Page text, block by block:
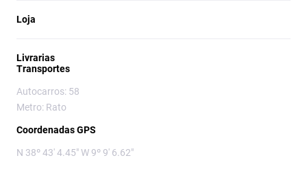
Loja
Livrarias
Transportes
Autocarros: 58
Metro: Rato
Coordenadas GPS
N 38º 43' 4.45" W 9º 9' 6.62"